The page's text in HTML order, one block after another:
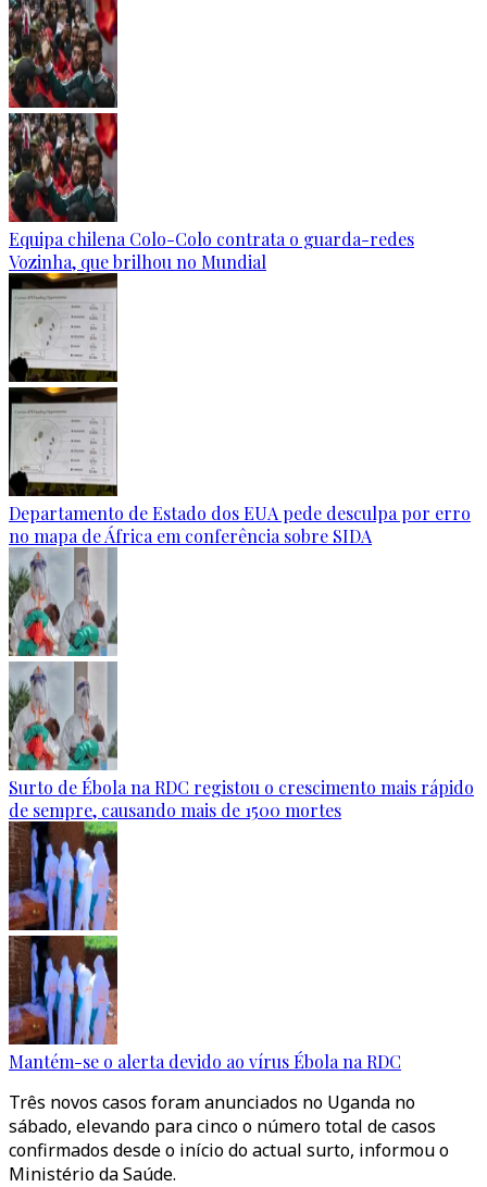
Equipa chilena Colo-Colo contrata o guarda-redes
Vozinha, que brilhou no Mundial
Departamento de Estado dos EUA pede desculpa por erro
no mapa de África em conferência sobre SIDA
Surto de Ébola na RDC registou o crescimento mais rápido
de sempre, causando mais de 1500 mortes
Mantém-se o alerta devido ao vírus Ébola na RDC
Três novos casos foram anunciados no Uganda no
sábado, elevando para cinco o número total de casos
confirmados desde o início do actual surto, informou o
Ministério da Saúde.